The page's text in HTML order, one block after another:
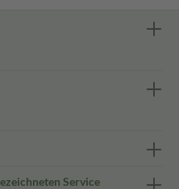
Service